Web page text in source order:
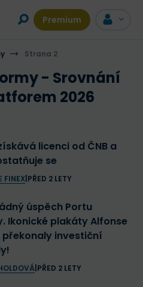
Premium
Strana 2
- Srovnání
2026
licenci od ČNB a
se
FINEX| PŘED 2 LETY
úspěch Portu
Ikonické plakáty Alfonse
překonaly investiční
| PŘED 2 LETY